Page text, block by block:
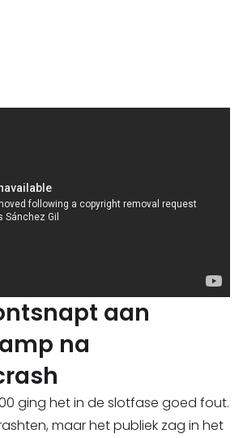
aan
na
ging het in de slotfase goed fout.
maar het publiek zag in het